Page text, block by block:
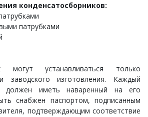
конденсатосборников:
патрубками
могут устанавливаться только
заводского изготовления. Каждый
должен иметь наваренный на его
снабжен паспортом, подписанным
подтверждающим соответствие